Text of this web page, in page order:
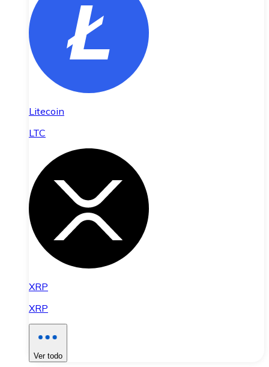
Litecoin
LTC
XRP
XRP
Ver todo